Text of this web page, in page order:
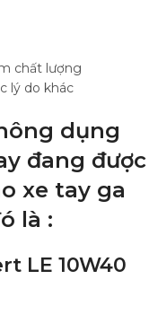
chất lượng
lý do khác
dụng
đang được
xe tay ga
là :
LE 10W40